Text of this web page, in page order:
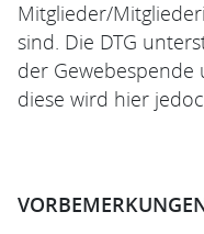
Mitglieder/
sind. Die DTG
der
diese wird hier